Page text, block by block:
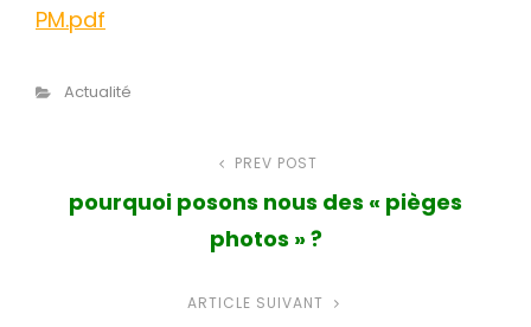
PM.pdf
Catégories
Actualité
Navigation
de
Article
précédent
PREV POST
pourquoi posons nous des « pièges
photos » ?
Article
ARTICLE SUIVANT